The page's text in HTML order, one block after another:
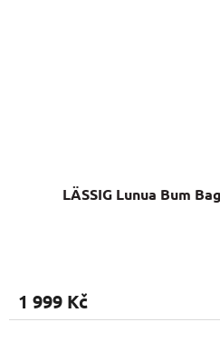
LÄSSIG Lunua Bum
1 999 Kč